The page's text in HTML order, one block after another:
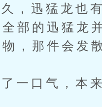
猛龙也有
部的迅猛龙
，那件会发
气，本来